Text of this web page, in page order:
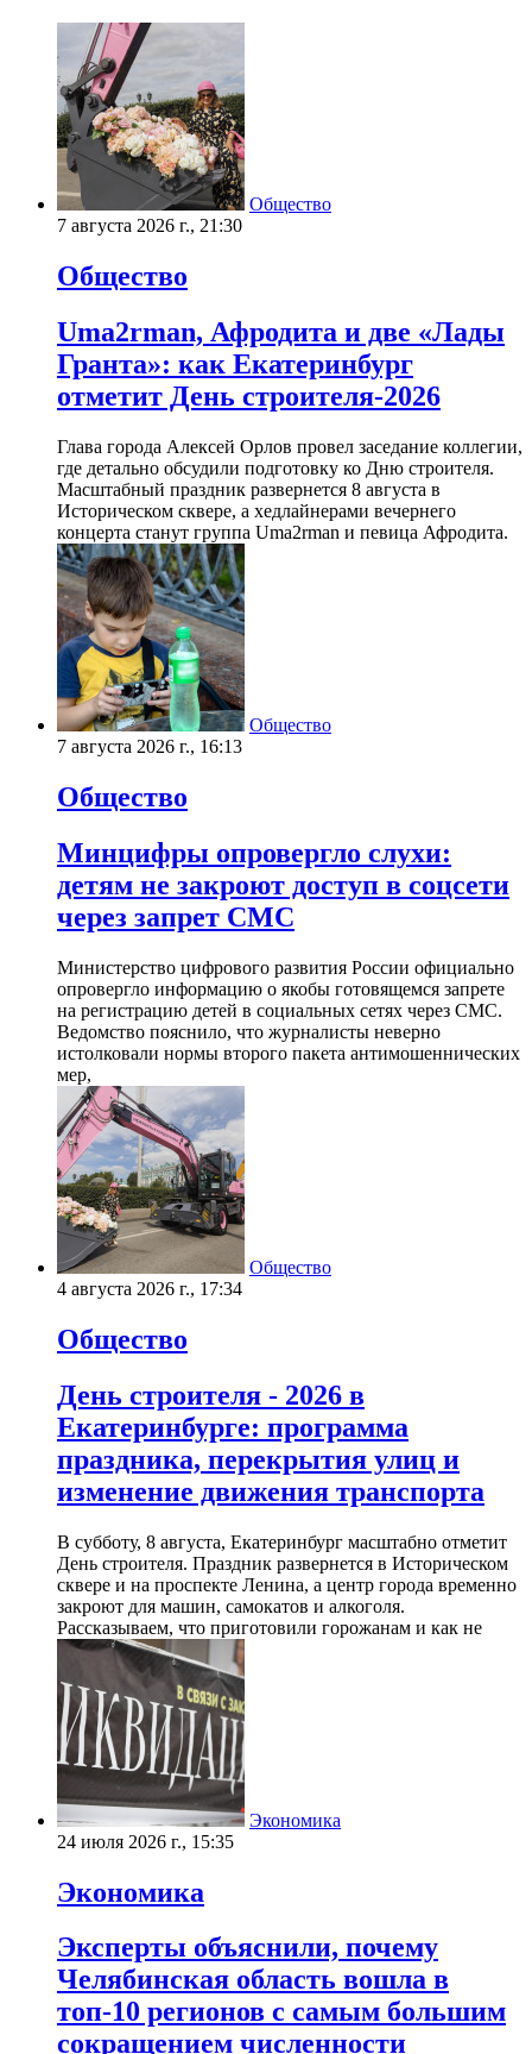
Общество
7 августа 2026 г., 21:30
Общество
Uma2rman, Афродита и две «Лады
Гранта»: как Екатеринбург
отметит День строителя-2026
Глава города Алексей Орлов провел заседание коллегии,
где детально обсудили подготовку ко Дню строителя.
Масштабный праздник развернется 8 августа в
Историческом сквере, а хедлайнерами вечернего
концерта станут группа Uma2rman и певица Афродита.
Общество
7 августа 2026 г., 16:13
Общество
Минцифры опровергло слухи:
детям не закроют доступ в соцсети
через запрет СМС
Министерство цифрового развития России официально
опровергло информацию о якобы готовящемся запрете
на регистрацию детей в социальных сетях через СМС.
Ведомство пояснило, что журналисты неверно
истолковали нормы второго пакета антимошеннических
мер,
Общество
4 августа 2026 г., 17:34
Общество
День строителя - 2026 в
Екатеринбурге: программа
праздника, перекрытия улиц и
изменение движения транспорта
В субботу, 8 августа, Екатеринбург масштабно отметит
День строителя. Праздник развернется в Историческом
сквере и на проспекте Ленина, а центр города временно
закроют для машин, самокатов и алкоголя.
Рассказываем, что приготовили горожанам и как не
Экономика
24 июля 2026 г., 15:35
Экономика
Эксперты объяснили, почему
Челябинская область вошла в
топ-10 регионов с самым большим
сокращением численности